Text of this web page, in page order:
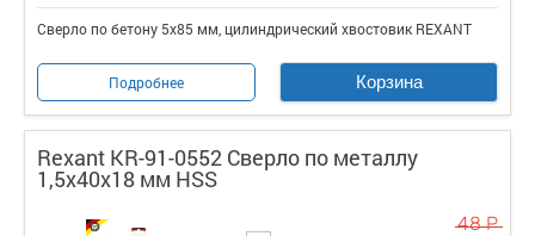
Сверло по бетону 5х85 мм, цилиндрический хвостовик REXANT
Подробнее Корзина
Rexant KR-91-0552 Сверло по металлу
1,5х40х18 мм HSS
48 Р